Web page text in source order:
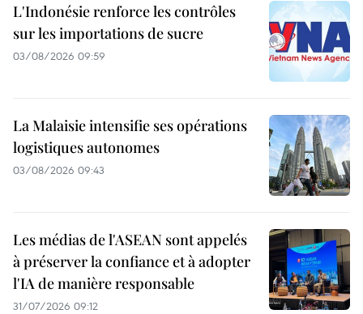
L'Indonésie renforce les contrôles
sur les importations de sucre
03/08/2026 09:59
La Malaisie intensifie ses opérations
logistiques autonomes
03/08/2026 09:43
Les médias de l'ASEAN sont appelés
à préserver la confiance et à adopter
l'IA de manière responsable
31/07/2026 09:12